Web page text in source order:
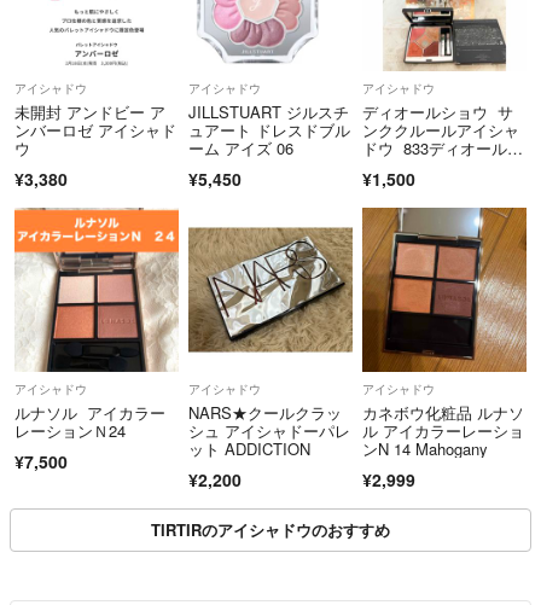
アイシャドウ
未開封 アンドビー ア
ンバーロゼ アイシャド
ウ
¥3,380
アイシャドウ
JILLSTUART ジルスチ
ュアート ドレスドブル
ーム アイズ 06
¥5,450
アイシャドウ
ディオールショウ サ
ンククルールアイシャ
ドウ 833ディオールド
¥1,500
アイシャドウ
ルナソル アイカラー
レーションＮ24
¥7,500
アイシャドウ
NARS★クールクラッ
シュ アイシャドーパレ
ット ADDICTION
¥2,200
アイシャドウ
カネボウ化粧品 ルナソ
ル アイカラーレーショ
ンN 14 Mahogany
¥2,999
TIRTIRのアイシャドウのおすすめ